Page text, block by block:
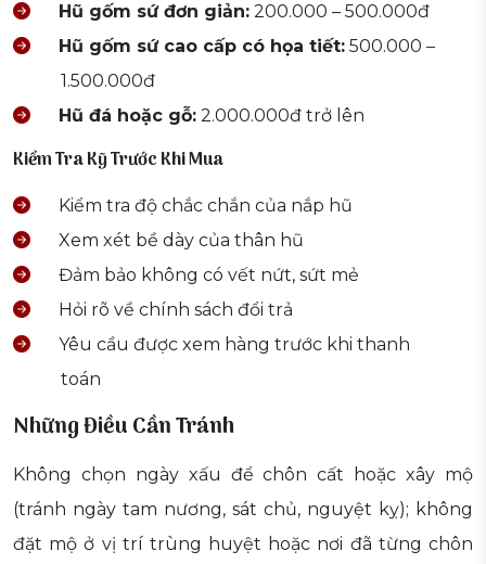
Hũ gốm sứ đơn giản: 200.000 – 500.000đ
Hũ gốm sứ cao cấp có họa tiết: 500.000 –
1.500.000đ
Hũ đá hoặc gỗ: 2.000.000đ trở lên
Kiểm Tra Kỹ Trước Khi Mua
Kiểm tra độ chắc chắn của nắp hũ
Xem xét bề dày của thân hũ
Đảm bảo không có vết nứt, sứt mẻ
Hỏi rõ về chính sách đổi trả
Yêu cầu được xem hàng trước khi thanh
toán
Những Điều Cần Tránh
Không chọn ngày xấu để chôn cất hoặc xây mộ
(tránh ngày tam nương, sát chủ, nguyệt kỵ); không
đặt mộ ở vị trí trùng huyệt hoặc nơi đã từng chôn